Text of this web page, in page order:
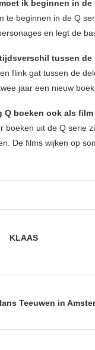
ik beginnen in de
te beginnen in de Q
en legt de
tussen
flink gat tussen de
jaar een nieuw boek
Q boeken ook als
boeken uit de Q serie
De films wijken op
KLAAS
Teeuwen in